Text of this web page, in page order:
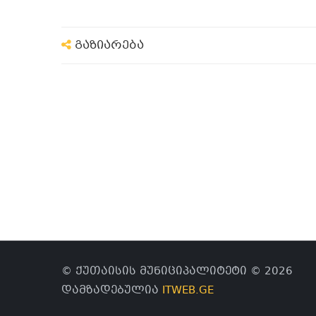
გაზიარება
© ქუთაისის მუნიციპალიტეტი © 2026
დამზადებულია ITWEB.GE